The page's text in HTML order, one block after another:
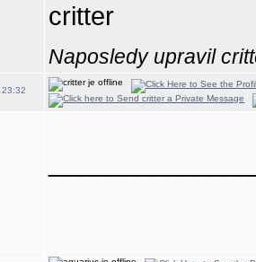
critter
Naposledy upravil
23:32